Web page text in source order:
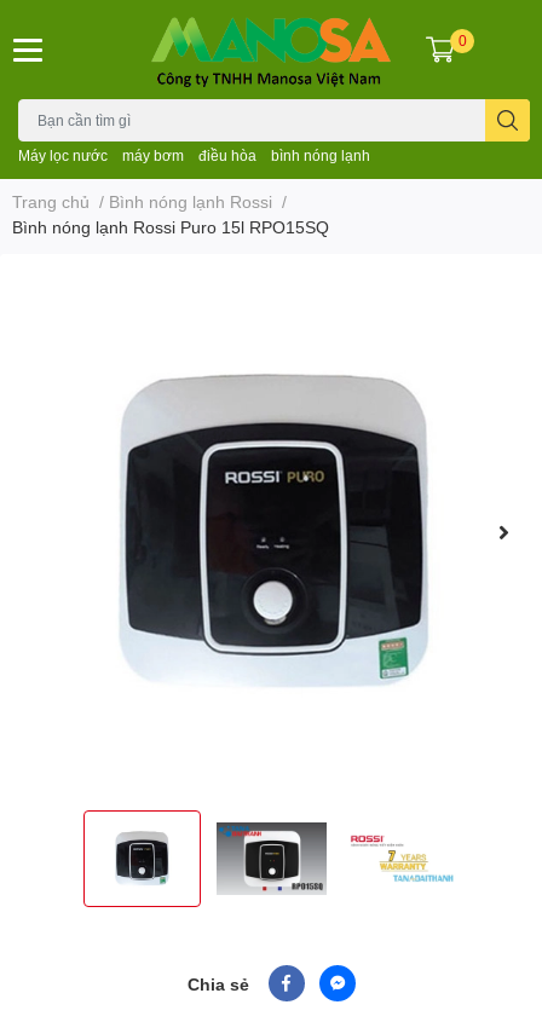
Máy lọc nước máy bơm điều hòa bình nóng lạnh
0
Trang chủ / Bình nóng lạnh Rossi /
Bình nóng lạnh Rossi Puro 15l RPO15SQ
Chia sẻ